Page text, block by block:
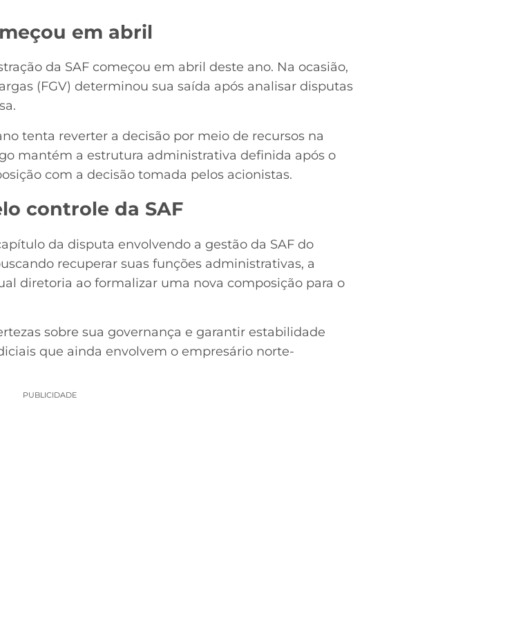
em abril
da SAF começou em abril deste ano. Na ocasião,
(FGV) determinou sua saída após analisar disputas
tenta reverter a decisão por meio de recursos na
mantém a estrutura administrativa definida após o
com a decisão tomada pelos acionistas.
controle da SAF
da disputa envolvendo a gestão da SAF do
recuperar suas funções administrativas, a
diretoria ao formalizar uma nova composição para o
sobre sua governança e garantir estabilidade
que ainda envolvem o empresário norte-
PUBLICIDADE